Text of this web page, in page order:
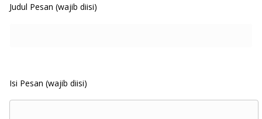
Judul Pesan (wajib diisi)
Isi Pesan (wajib diisi)